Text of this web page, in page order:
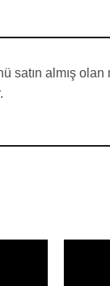
satın almış olan